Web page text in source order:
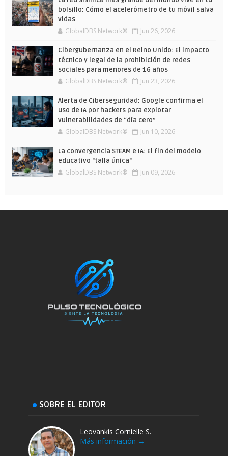
bolsillo: Cómo el acelerómetro de tu móvil salva
vidas
GlobalDBS Network® Jun 26, 2026
Cibergubernanza en el Reino Unido: El impacto
técnico y legal de la prohibición de redes
sociales para menores de 16 años
GlobalDBS Network® Jun 23, 2026
Alerta de Ciberseguridad: Google confirma el
uso de IA por hackers para explotar
vulnerabilidades de “día cero”
GlobalDBS Network® Jun 10, 2026
La convergencia STEAM e IA: El fin del modelo
educativo "talla única"
GlobalDBS Network® Jun 09, 2026
SOBRE EL EDITOR
Leovankis Cornielle S.
Más información →